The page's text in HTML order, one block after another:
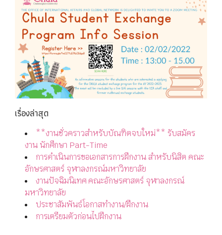
เรื่องล่าสุด
**งานชั่วคราวสำหรับบัณฑิตจบใหม่** รับสมัคร
งาน นักศึกษา Part-Time
การดำเนินการขอเอกสารการฝึกงาน สำหรับนิสิต คณะ
อักษรศาสตร์ จุฬาลงกรณ์มหาวิทยาลัย
งานปัจฉิมนิเทศ คณะอักษรศาสตร์ จุฬาลงกรณ์
มหาวิทยาลัย
ประชาสัมพันธ์โอกาสทำงาน/ฝึกงาน
การเตรียมตัวก่อนไปฝึกงาน